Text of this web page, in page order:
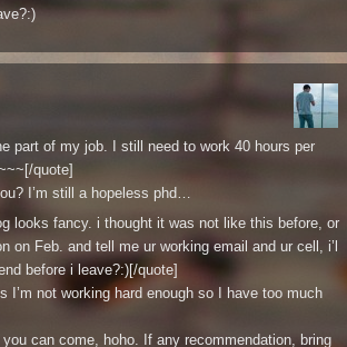
part of my job. I still need to work 40 hours per
quote]
I’m still a hopeless phd…
looks fancy. i thought it was not like this before, or
on Feb. and tell me ur working email and ur cell, i’l
before i leave?:)[/quote]
I’m not working hard enough so I have too much
you can come, hoho. If any recommendation, bring